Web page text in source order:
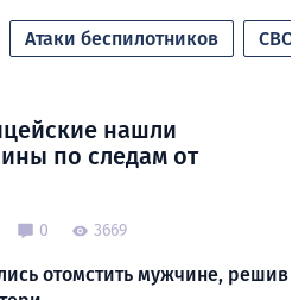
Атаки беспилотников СВО
нашли
по следам от
0 3669
отомстить мужчине, решив